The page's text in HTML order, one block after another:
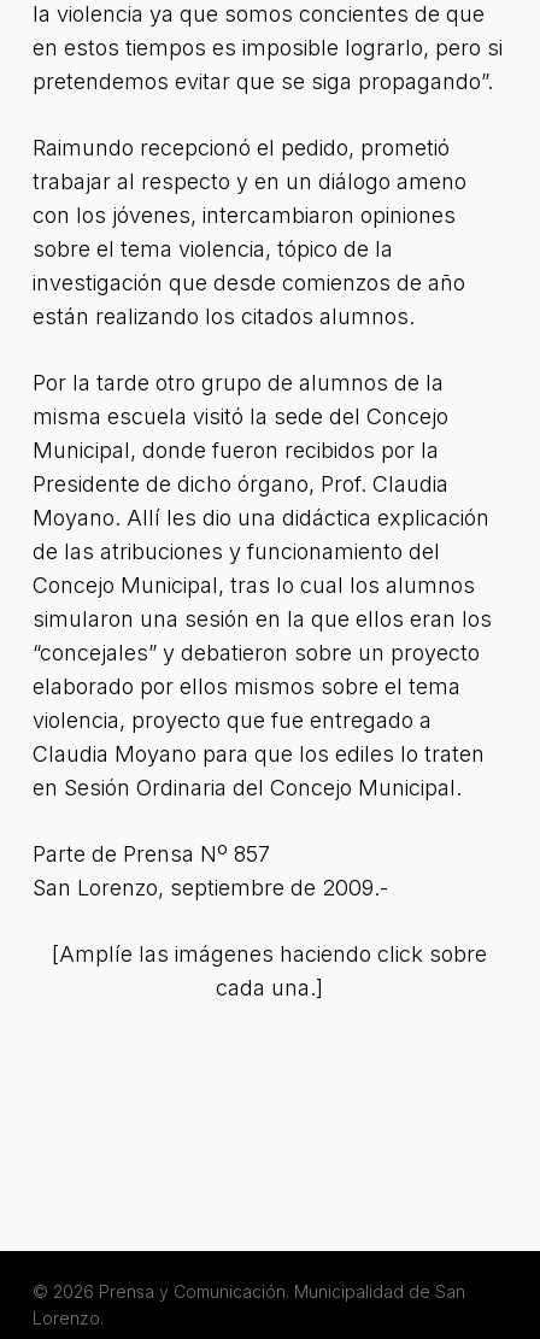
la violencia ya que somos concientes de que
en estos tiempos es imposible lograrlo, pero si
pretendemos evitar que se siga propagando”.
Raimundo recepcionó el pedido, prometió
trabajar al respecto y en un diálogo ameno
con los jóvenes, intercambiaron opiniones
sobre el tema violencia, tópico de la
investigación que desde comienzos de año
están realizando los citados alumnos.
Por la tarde otro grupo de alumnos de la
misma escuela visitó la sede del Concejo
Municipal, donde fueron recibidos por la
Presidente de dicho órgano, Prof. Claudia
Moyano. Allí les dio una didáctica explicación
de las atribuciones y funcionamiento del
Concejo Municipal, tras lo cual los alumnos
simularon una sesión en la que ellos eran los
“concejales” y debatieron sobre un proyecto
elaborado por ellos mismos sobre el tema
violencia, proyecto que fue entregado a
Claudia Moyano para que los ediles lo traten
en Sesión Ordinaria del Concejo Municipal.
Parte de Prensa Nº 857
San Lorenzo, septiembre de 2009.-
[Amplíe las imágenes haciendo click sobre
cada una.]
© 2026 Prensa y Comunicación. Municipalidad de San
Lorenzo.